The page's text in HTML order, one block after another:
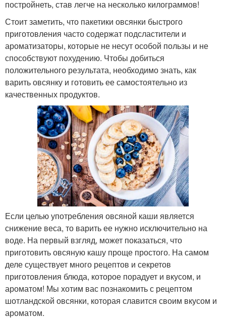
постройнеть, став легче на несколько килограммов!
Стоит заметить, что пакетики овсянки быстрого
приготовления часто содержат подсластители и
ароматизаторы, которые не несут особой пользы и не
способствуют похудению. Чтобы добиться
положительного результата, необходимо знать, как
варить овсянку и готовить ее самостоятельно из
качественных продуктов.
Если целью употребления овсяной каши является
снижение веса, то варить ее нужно исключительно на
воде. На первый взгляд, может показаться, что
приготовить овсяную кашу проще простого. На самом
деле существует много рецептов и секретов
приготовления блюда, которое порадует и вкусом, и
ароматом! Мы хотим вас познакомить с рецептом
шотландской овсянки, которая славится своим вкусом и
ароматом.